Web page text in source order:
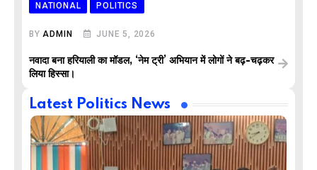
NATIONAL
POLITICS
BYADMIN JUNE 5, 2026
नवादा बना हरियाली का मॉडल, ‘नेम ट्री’ अभियान में लोगों ने बढ़-चढ़कर
लिया हिस्सा।
Latest Politics News